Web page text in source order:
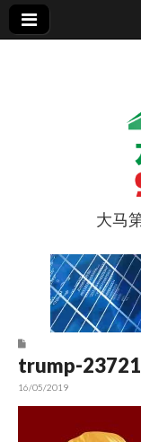
9点
大马
trump-
16/05/2019